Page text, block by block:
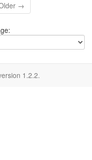
→
1.2.2.